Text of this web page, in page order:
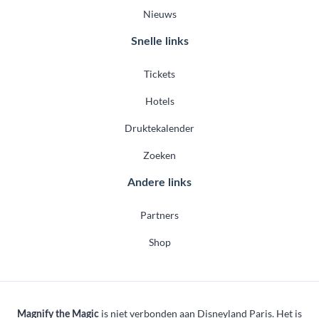
Nieuws
Snelle links
Tickets
Hotels
Druktekalender
Zoeken
Andere links
Partners
Shop
Magnify the Magic is niet verbonden aan Disneyland Paris. Het is